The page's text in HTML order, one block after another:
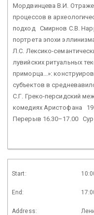
Мордвинцева В.И.
процессов в
подход Смирнов С.В.
портрета эпохи
Л.С. Лексико-
лувийских ритуальных
приморца...»:
субъектов в
С.Г. Греко-персидский
комедиях Аристофана 19
Перерыв 16.30–17.00
Start:
End:
Address: